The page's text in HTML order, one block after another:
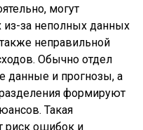
могут
из-за неполных данных
неправильной
Обычно отдел
данные и прогнозы, а
формируют
Такая
риск ошибок и